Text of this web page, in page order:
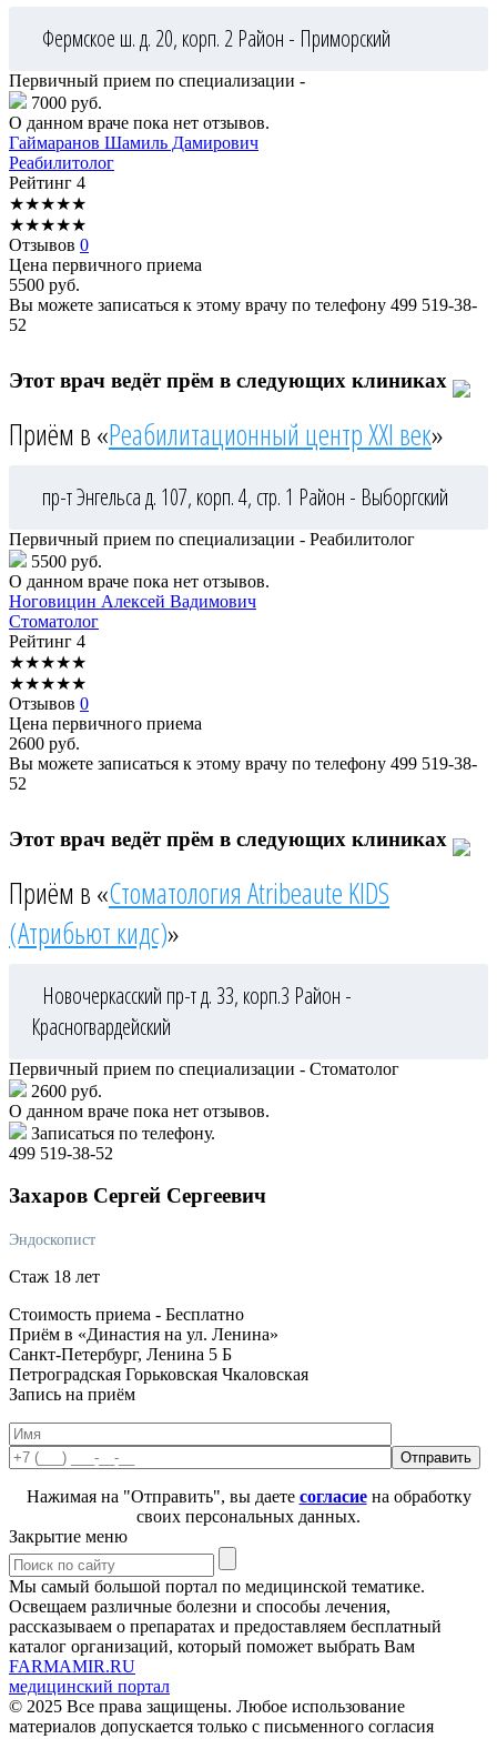
Фермское ш. д. 20, корп. 2 Район - Приморский
Первичный прием по специализации -
7000 руб.
О данном враче пока нет отзывов.
Гаймаранов Шамиль Дамирович
Реабилитолог
Рейтинг 4
★★★★★
★★★★★
Отзывов 0
Цена первичного приема
5500 руб.
Вы можете записаться к этому врачу по телефону 499 519-38-
52
Этот врач ведёт прём в следующих клиниках
Приём в «Реабилитационный центр XXI век»
пр-т Энгельса д. 107, корп. 4, стр. 1 Район - Выборгский
Первичный прием по специализации - Реабилитолог
5500 руб.
О данном враче пока нет отзывов.
Ноговицин Алексей Вадимович
Стоматолог
Рейтинг 4
★★★★★
★★★★★
Отзывов 0
Цена первичного приема
2600 руб.
Вы можете записаться к этому врачу по телефону 499 519-38-
52
Этот врач ведёт прём в следующих клиниках
Приём в «Стоматология Atribeaute KIDS
(Атрибьют кидс)»
Новочеркасский пр-т д. 33, корп.3 Район -
Красногвардейский
Первичный прием по специализации - Стоматолог
2600 руб.
О данном враче пока нет отзывов.
Записаться по телефону.
499 519-38-52
Захаров Сергей Сергеевич
Эндоскопист
Стаж 18 лет
Стоимость приема - Бесплатно
Приём в «Династия на ул. Ленина»
Санкт-Петербург, Ленина 5 Б
Петроградская Горьковская Чкаловская
Запись на приём
Нажимая на "Отправить", вы даете согласиена обработку
своих персональных данных.
Закрытие меню
Мы самый большой портал по медицинской тематике.
Освещаем различные болезни и способы лечения,
рассказываем о препаратах и предоставляем бесплатный
каталог организаций, который поможет выбрать Вам
FARMAMIR.RU
медицинский портал
© 2025 Все права защищены. Любое использование
материалов допускается только с письменного согласия